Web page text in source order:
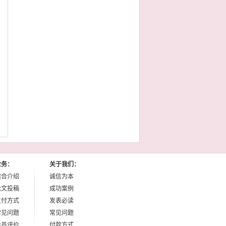
：
介绍
投稿
方式
问题
关于我们：
诚信为本
成功案例
发表必读
常见问题